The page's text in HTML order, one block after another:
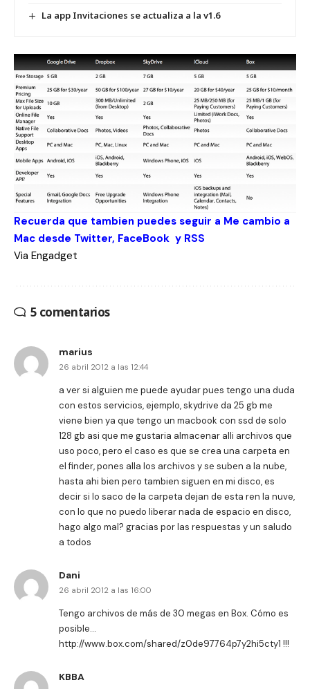
La app Invitaciones se actualiza a la v1.6
Recuerda que tambien puedes seguir a Me cambio a
Mac desde Twitter, FaceBook y RSS
Via Engadget
5 comentarios
marius
26 abril 2012 a las 12:44
a ver si alguien me puede ayudar pues tengo una duda
con estos servicios, ejemplo, skydrive da 25 gb me
viene bien ya que tengo un macbook con ssd de solo
128 gb asi que me gustaria almacenar alli archivos que
uso poco, pero el caso es que se crea una carpeta en
el finder, pones alla los archivos y se suben a la nube,
hasta ahi bien pero tambien siguen en mi disco, es
decir si lo saco de la carpeta dejan de esta ren la nuve,
con lo que no puedo liberar nada de espacio en disco,
hago algo mal? gracias por las respuestas y un saludo
a todos
Dani
26 abril 2012 a las 16:00
Tengo archivos de más de 30 megas en Box. Cómo es
posible…
http://www.box.com/shared/z0de97764p7y2hi5cty1 !!!
KBBA